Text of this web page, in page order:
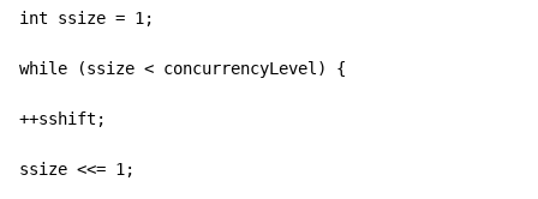
int ssize = 1;
while (ssize < concurrencyLevel) {
++sshift;
ssize <<= 1;